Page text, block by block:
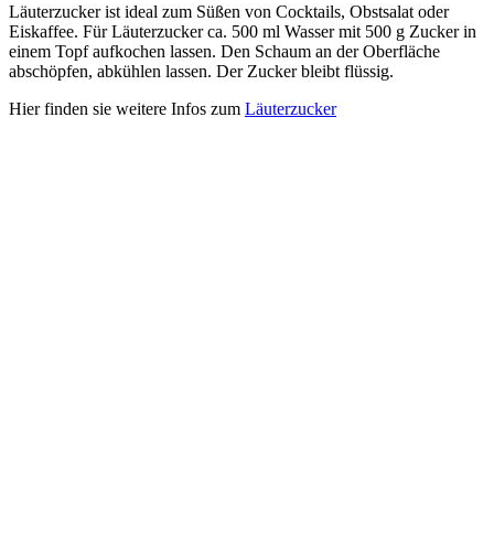
Läuterzucker ist ideal zum Süßen von Cocktails, Obstsalat oder
Eiskaffee. Für Läuterzucker ca. 500 ml Wasser mit 500 g Zucker in
einem Topf aufkochen lassen. Den Schaum an der Oberfläche
abschöpfen, abkühlen lassen. Der Zucker bleibt flüssig.
Hier finden sie weitere Infos zum Läuterzucker